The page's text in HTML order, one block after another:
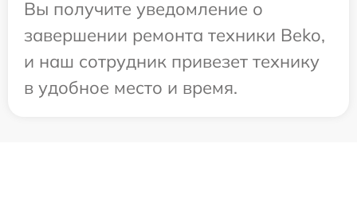
Вы получите уведомление о
завершении ремонта техники Beko,
и наш сотрудник привезет технику
в удобное место и время.